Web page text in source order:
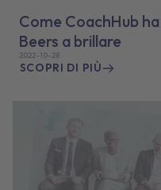
Come CoachHub
Beers a brillare
2022-10-28
SCOPRI DI PIÙ